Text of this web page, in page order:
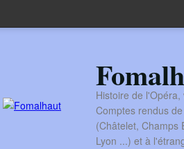
Histoire de
Comptes rendus
(Châtelet, Champs
Lyon ...) et à